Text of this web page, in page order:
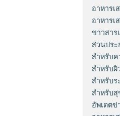
อาหารเ
อาหารเ
ข่าวสาร
ส่วนประ
สำหรับ
สำหรับ
สำหรับร
สำหรับ
อัพเดตข่